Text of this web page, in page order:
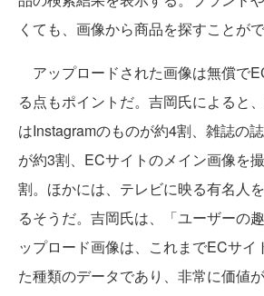
くても、画像から商品を探すことがで
アップロードされた画像は無償で
る点もポイントだ。吉岡氏によると
はInstagramのものが約4割、雑誌の
が約3割、ECサイトのメイン画像を
割。ほかには、テレビに映る有名人
るそうだ。吉岡氏は、「ユーザーの
ップロード画像は、これまでECサイ
た種類のデータであり、非常に価値が